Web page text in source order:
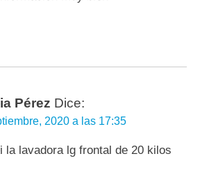
Pérez Dice:
2020 a las 17:35
la lavadora lg frontal de 20 kilos